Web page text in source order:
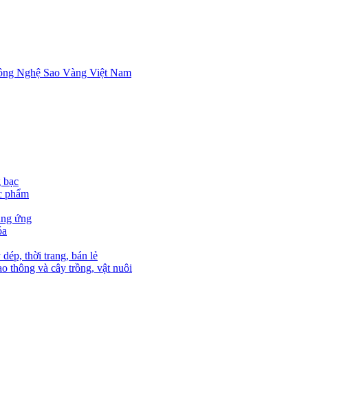
bạc
phẩm
ứng
thời trang, bán lẻ
thông và cây trồng, vật nuôi